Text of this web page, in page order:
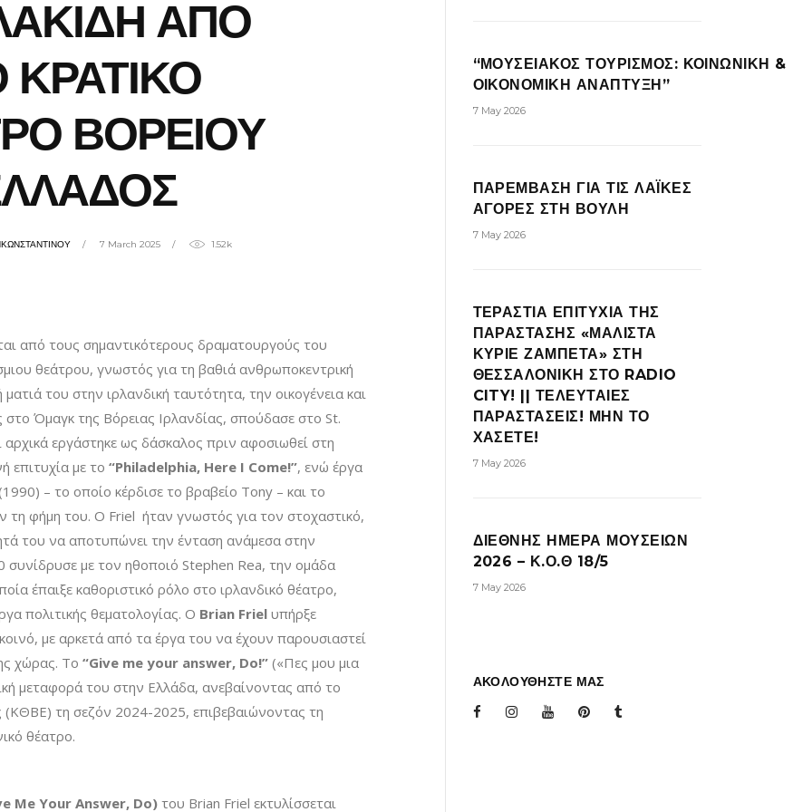
ΑΠΟ
ΚΡΑΤΙΚΟ
ΒΟΡΕΙΟΥ
7 March 2025 1.52k
από τους σημαντικότερους δραματουργούς του
θεάτρου, γνωστός για τη βαθιά ανθρωποκεντρική
ματιά του στην ιρλανδική ταυτότητα, την οικογένεια και
στο Όμαγκ της Βόρειας Ιρλανδίας, σπούδασε στο St.
εργάστηκε ως δάσκαλος πριν αφοσιωθεί στη
επιτυχία με το “Philadelphia, Here I Come!”, ενώ έργα
– το οποίο κέρδισε το βραβείο Tony – και το
τη φήμη του. Ο Friel ήταν γνωστός για τον στοχαστικό,
του να αποτυπώνει την ένταση ανάμεσα στην
συνίδρυσε με τον ηθοποιό Stephen Rea, την ομάδα
έπαιξε καθοριστικό ρόλο στο ιρλανδικό θέατρο,
πολιτικής θεματολογίας. Ο Brian Friel υπήρξε
με αρκετά από τα έργα του να έχουν παρουσιαστεί
χώρας. Το “Give me your answer, Do!” («Πες μου μια
μεταφορά του στην Ελλάδα, ανεβαίνοντας από το
τη σεζόν 2024-2025, επιβεβαιώνοντας τη
θέατρο.
Me Your Answer, Do) του Brian Friel εκτυλίσσεται
“ΜΟΥΣΕΙΑΚΟΣ ΤΟΥΡΙΣΜΟΣ: ΚΟΙΝΩΝΙΚΗ &
ΟΙΚΟΝΟΜΙΚΗ ΑΝΑΠΤΥΞΗ”
7 May 2026
ΠΑΡΕΜΒΑΣΗ ΓΙΑ ΤΙΣ ΛΑΪΚΕΣ
ΑΓΟΡΕΣ ΣΤΗ ΒΟΥΛΗ
7 May 2026
ΤΕΡΑΣΤΙΑ ΕΠΙΤΥΧΙΑ ΤΗΣ
ΠΑΡΑΣΤΑΣΗΣ «ΜΑΛΙΣΤΑ
ΚΥΡΙΕ ΖΑΜΠΕΤΑ» ΣΤΗ
ΘΕΣΣΑΛΟΝΙΚΗ ΣΤΟ RADIO
CITY! || ΤΕΛΕΥΤΑΙΕΣ
ΠΑΡΑΣΤΑΣΕΙΣ! ΜΗΝ ΤΟ
ΧΑΣΕΤΕ!
7 May 2026
ΔΙΕΘΝΗΣ ΗΜΕΡΑ ΜΟΥΣΕΙΩΝ
2026 – Κ.Ο.Θ 18/5
7 May 2026
ΑΚΟΛΟΥΘΗΣΤΕ ΜΑΣ